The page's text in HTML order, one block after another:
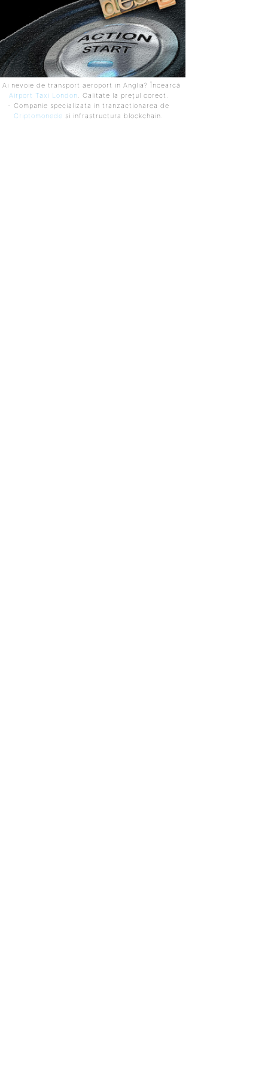
Ai nevoie de transport aeroport in Anglia? Încearcă
Airport Taxi London . Calitate la prețul corect.
- Companie specializata in tranzactionarea de
Criptomonede si infrastructura blockchain.